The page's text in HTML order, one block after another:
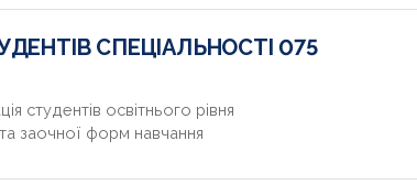
СПЕЦІАЛЬНОСТІ 075
студентів освітнього рівня
заочної форм навчання